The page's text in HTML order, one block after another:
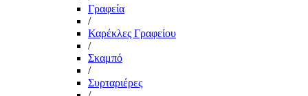
Γραφεία
/
Καρέκλες Γραφείου
/
Σκαμπό
/
Συρταριέρες